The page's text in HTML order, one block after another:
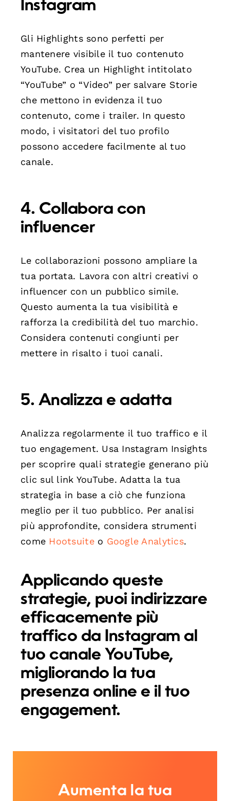
Instagram
Gli Highlights sono perfetti per
mantenere visibile il tuo contenuto
YouTube. Crea un Highlight intitolato
“YouTube” o “Video” per salvare Storie
che mettono in evidenza il tuo
contenuto, come i trailer. In questo
modo, i visitatori del tuo profilo
possono accedere facilmente al tuo
canale.
4. Collabora con
influencer
Le collaborazioni possono ampliare la
tua portata. Lavora con altri creativi o
influencer con un pubblico simile.
Questo aumenta la tua visibilità e
rafforza la credibilità del tuo marchio.
Considera contenuti congiunti per
mettere in risalto i tuoi canali.
5. Analizza e adatta
Analizza regolarmente il tuo traffico e il
tuo engagement. Usa Instagram Insights
per scoprire quali strategie generano più
clic sul link YouTube. Adatta la tua
strategia in base a ciò che funziona
meglio per il tuo pubblico. Per analisi
più approfondite, considera strumenti
come Hootsuiteo Google Analytics.
Applicando queste
strategie, puoi indirizzare
efficacemente più
traffico da Instagram al
tuo canale YouTube,
migliorando la tua
presenza online e il tuo
engagement.
Aumenta la tua